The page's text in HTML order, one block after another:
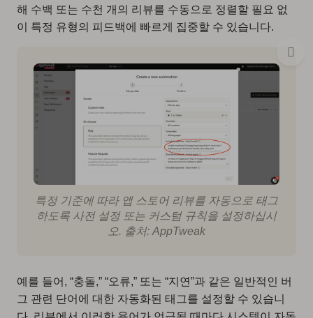
해 수백 또는 수천 개의 리뷰를 수동으로 정렬할 필요 없
이 특정 유형의 피드백에 빠르게 집중할 수 있습니다.
특정 기준에 따라 앱 스토어 리뷰를 자동으로 태그
하도록 사전 설정 또는 커스텀 규칙을 설정하십시
오. 출처: AppTweak
예를 들어, “충돌,” “오류,” 또는 “지연”과 같은 일반적인 버
그 관련 단어에 대한 자동화된 태그를 설정할 수 있습니